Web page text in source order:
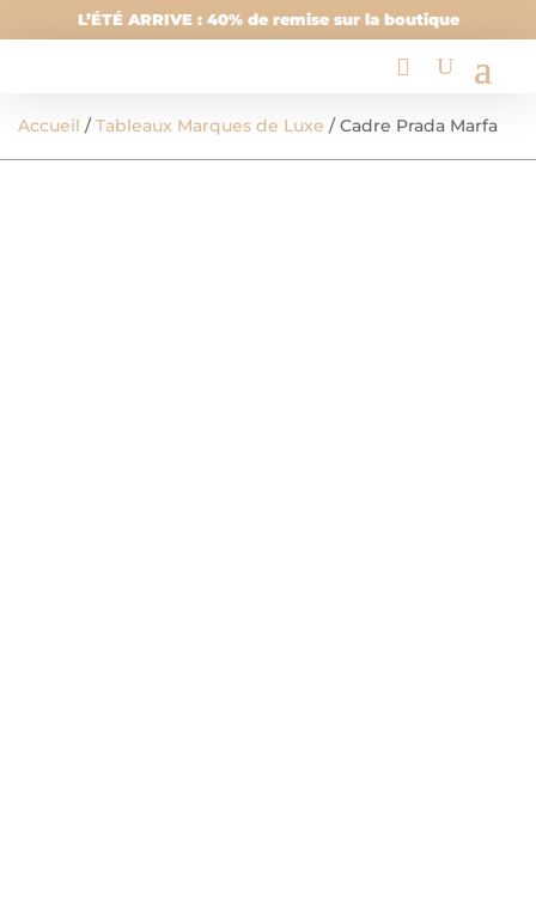
L’ÉTÉ ARRIVE : 40% de remise sur la boutique
Accueil /Tableaux Marques de Luxe / Cadre Prada Marfa